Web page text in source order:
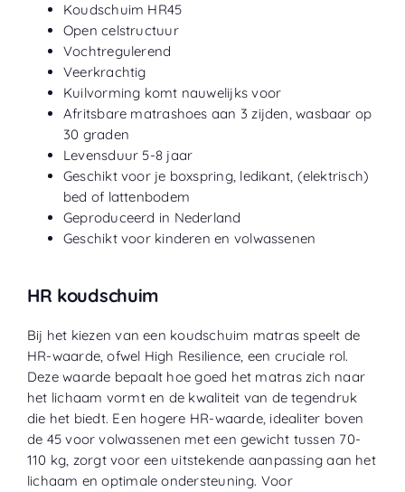
Koudschuim HR45
Open celstructuur
Vochtregulerend
Veerkrachtig
Kuilvorming komt nauwelijks voor
Afritsbare matrashoes aan 3 zijden, wasbaar op
30 graden
Levensduur 5-8 jaar
Geschikt voor je boxspring, ledikant, (elektrisch)
bed of lattenbodem
Geproduceerd in Nederland
Geschikt voor kinderen en volwassenen
HR koudschuim
Bij het kiezen van een koudschuim matras speelt de
HR-waarde, ofwel High Resilience, een cruciale rol.
Deze waarde bepaalt hoe goed het matras zich naar
het lichaam vormt en de kwaliteit van de tegendruk
die het biedt. Een hogere HR-waarde, idealiter boven
de 45 voor volwassenen met een gewicht tussen 70-
110 kg, zorgt voor een uitstekende aanpassing aan het
lichaam en optimale ondersteuning. Voor